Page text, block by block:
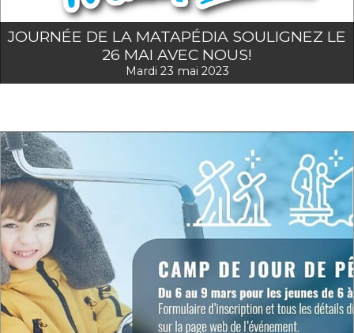
JOURNÉE DE LA MATAPÉDIA SOULIGNEZ LE
26 MAI AVEC NOUS!
Mardi 23 mai 2023